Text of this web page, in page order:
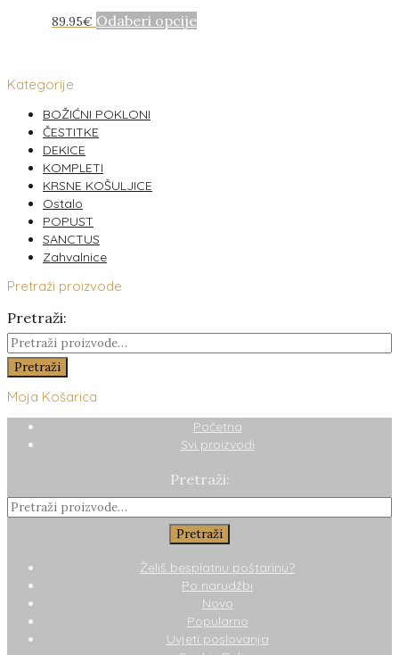
89.95€ Odaberi opcije
Kategorije
BOŽIĆNI POKLONI
ČESTITKE
DEKICE
KOMPLETI
KRSNE KOŠULJICE
Ostalo
POPUST
SANCTUS
Zahvalnice
Pretraži proizvode
Pretraži:
Pretraži
Moja Košarica
Početna
Svi proizvodi
Pretraži:
Pretraži
Želiš besplatnu poštarinu?
Po narudžbi
Novo
Popularno
Uvjeti poslovanja